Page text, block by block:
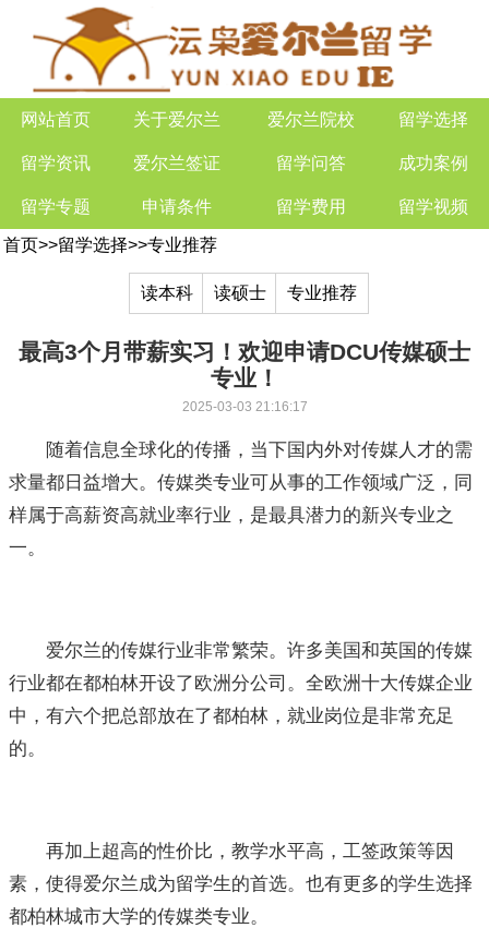
网站首页 关于爱尔兰 爱尔兰院校 留学选择
留学资讯 爱尔兰签证 留学问答 成功案例
留学专题 申请条件 留学费用 留学视频
首页>>留学选择>>专业推荐
读本科 读硕士 专业推荐
最高3个月带薪实习！欢迎申请DCU传媒硕士
专业！
2025-03-03 21:16:17
随着信息全球化的传播，当下国内外对传媒人才的需
求量都日益增大。传媒类专业可从事的工作领域广泛，同
样属于高薪资高就业率行业，是最具潜力的新兴专业之
一。
爱尔兰的传媒行业非常繁荣。许多美国和英国的传媒
行业都在都柏林开设了欧洲分公司。全欧洲十大传媒企业
中，有六个把总部放在了都柏林，就业岗位是非常充足
的。
再加上超高的性价比，教学水平高，工签政策等因
素，使得爱尔兰成为留学生的首选。也有更多的学生选择
都柏林城市大学的传媒类专业。